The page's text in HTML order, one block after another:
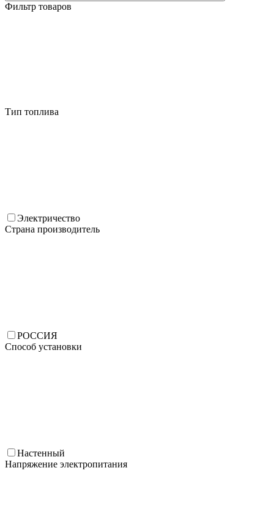
Фильтр товаров
Тип топлива
Электричество
Страна производитель
РОССИЯ
Способ установки
Настенный
Напряжение электропитания